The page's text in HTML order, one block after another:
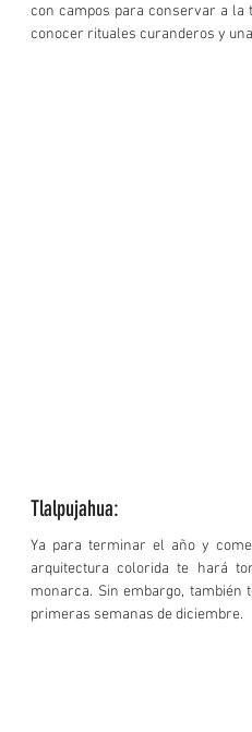
con campos para conservar a la
conocer rituales curanderos y
Tlalpujahua:
Ya para terminar el año y
arquitectura colorida te hará
monarca. Sin embargo,
primeras semanas de diciembre.